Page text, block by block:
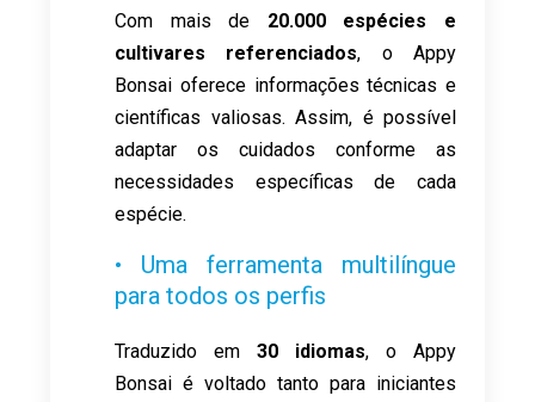
Com mais de 20.000 espécies e
cultivares referenciados, o Appy
Bonsai oferece informações técnicas e
científicas valiosas. Assim, é possível
adaptar os cuidados conforme as
necessidades específicas de cada
espécie.
• Uma ferramenta multilíngue
para todos os perfis
Traduzido em 30 idiomas, o Appy
Bonsai é voltado tanto para iniciantes